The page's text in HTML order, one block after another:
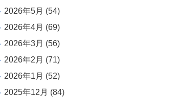
2026年5月 (54)
2026年4月 (69)
2026年3月 (56)
2026年2月 (71)
2026年1月 (52)
2025年12月 (84)